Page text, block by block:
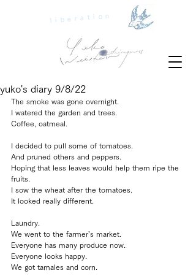
liberation
yuko's diary 9/8/22
The smoke was gone overnight.
I watered the garden and trees.
Coffee, oatmeal.
I decided to pull some of tomatoes.
And pruned others and peppers.
Hoping that less leaves would help them ripe the
fruits.
I sow the wheat after the tomatoes.
It looked really different.
Laundry.
We went to the farmer’s market.
Everyone has many produce now.
Everyone looks happy.
We got tamales and corn.